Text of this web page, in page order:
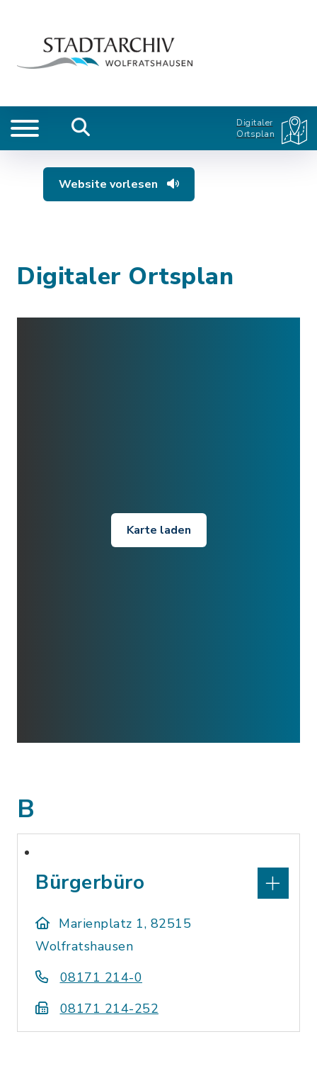
Digitaler
Ortsplan
Website vorlesen
Digitaler Ortsplan
Karte laden
B
Bürgerbüro
Marienplatz 1, 82515
Wolfratshausen
08171 214-0
08171 214-252